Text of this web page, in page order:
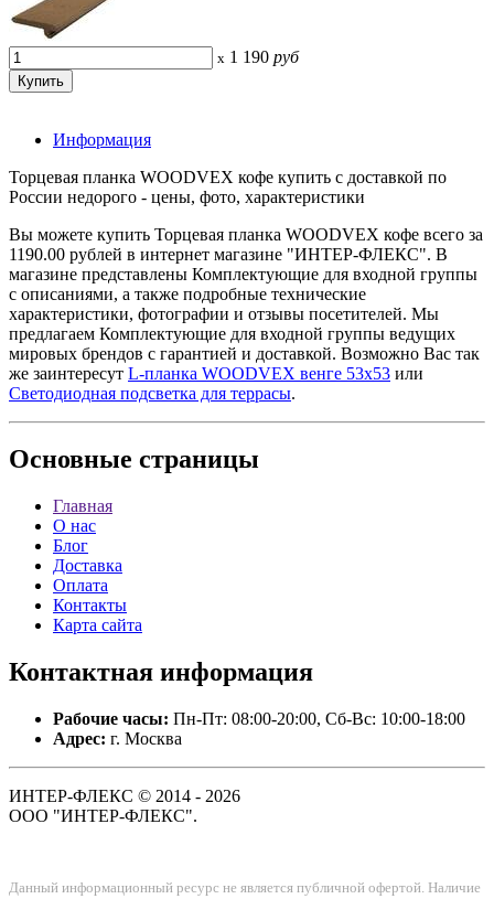
x 1 190 руб
Информация
Торцевая планка WOODVEX кофе купить с доставкой по
России недорого - цены, фото, характеристики
Вы можете купить Торцевая планка WOODVEX кофе всего за
1190.00 рублей в интернет магазине "ИНТЕР-ФЛЕКС". В
магазине представлены Комплектующие для входной группы
с описаниями, а также подробные технические
характеристики, фотографии и отзывы посетителей. Мы
предлагаем Комплектующие для входной группы ведущих
мировых брендов с гарантией и доставкой. Возможно Вас так
же заинтересут L-планка WOODVEX венге 53х53 или
Светодиодная подсветка для террасы.
Основные страницы
Главная
О нас
Блог
Доставка
Оплата
Контакты
Карта сайта
Контактная информация
Рабочие часы: Пн-Пт: 08:00-20:00, Сб-Вс: 10:00-18:00
Адрес: г. Москва
ИНТЕР-ФЛЕКС © 2014 - 2026
ООО "ИНТЕР-ФЛЕКС".
Данный информационный ресурс не является публичной офертой. Наличие